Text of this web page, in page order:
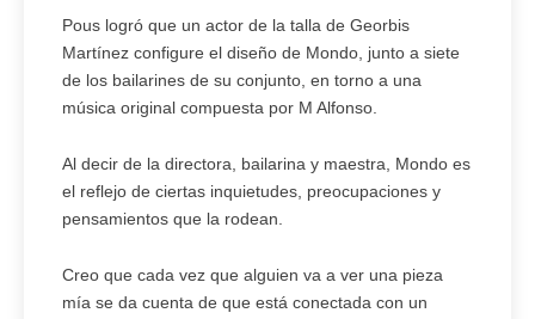
Pous logró que un actor de la talla de Georbis
Martínez configure el diseño de Mondo, junto a siete
de los bailarines de su conjunto, en torno a una
música original compuesta por M Alfonso.
Al decir de la directora, bailarina y maestra, Mondo es
el reflejo de ciertas inquietudes, preocupaciones y
pensamientos que la rodean.
Creo que cada vez que alguien va a ver una pieza
mía se da cuenta de que está conectada con un